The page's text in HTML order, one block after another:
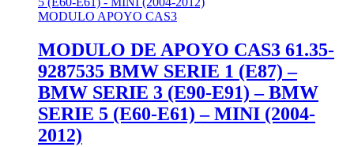
MODULO APOYO CAS3
MODULO DE APOYO CAS3 61.35-
9287535 BMW SERIE 1 (E87) –
BMW SERIE 3 (E90-E91) – BMW
SERIE 5 (E60-E61) – MINI (2004-
2012)